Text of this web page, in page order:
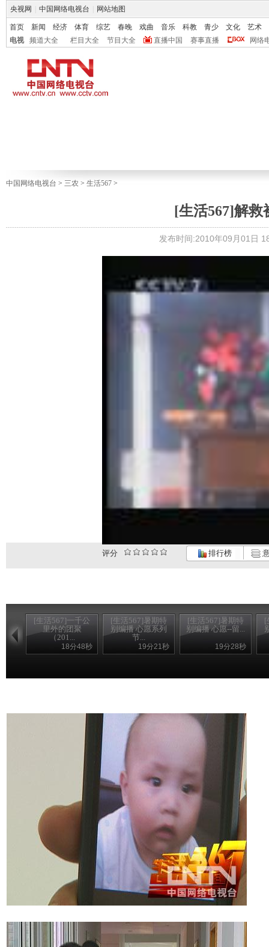
央视网 中国网络电视台 网站地图
首页 新闻 经济 体育 综艺 春晚 戏曲 音乐 科教 青少 文化
艺术
电视
频道大全 栏目大全 节目大全 直播中国 赛事直播 网络
中国网络电视台 > 三农 > 生活567 >
[生活567]解救
发布时间:2010年09月01日
评分 排行榜
[生活567]一千公
里外的团聚
（201...
18分48秒
[生活567]暑期特
别编播 心愿系列
节...
19分21秒
[生活567]暑期特
别编播 心愿--留...
19分28秒
[